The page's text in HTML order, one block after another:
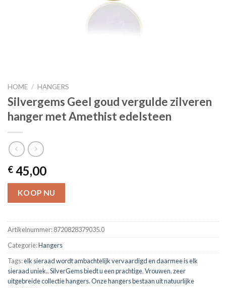
HOME / HANGERS
Silvergems Geel goud vergulde zilveren
hanger met Amethist edelsteen
€ 45,00
KOOP NU
Artikelnummer:8720828379035.0
Categorie:Hangers
Tags:elk sieraad wordt ambachtelijk vervaardigd en daarmee is elk
sieraad uniek.,SilverGems biedt u een prachtige,Vrouwen,zeer
uitgebreide collectie hangers. Onze hangers bestaan uit natuurlijke